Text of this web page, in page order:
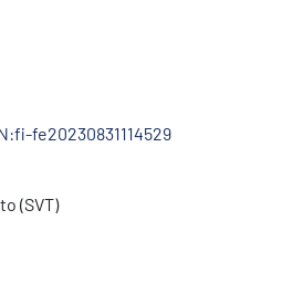
fe20230831114529
(SVT)